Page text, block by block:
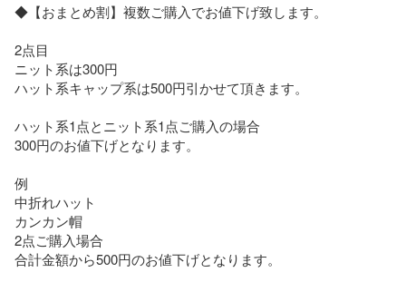
◆【おまとめ割】複数ご購入でお値下げ致します。
2点目
ニット系は300円
ハット系キャップ系は500円引かせて頂きます。
ハット系1点とニット系1点ご購入の場合
300円のお値下げとなります。
例
中折れハット
カンカン帽
2点ご購入場合
合計金額から500円のお値下げとなります。